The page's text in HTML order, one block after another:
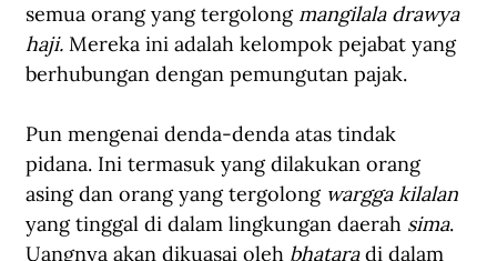
semua orang yang tergolong mangilala drawya
haji. Mereka ini adalah kelompok pejabat yang
berhubungan dengan pemungutan pajak.
Pun mengenai denda-denda atas tindak
pidana. Ini termasuk yang dilakukan orang
asing dan orang yang tergolong wargga kilalan
yang tinggal di dalam lingkungan daerah sima.
Uangnya akan dikuasai oleh bhatara di dalam